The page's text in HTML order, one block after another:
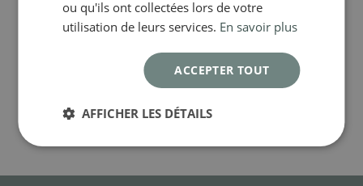
ou qu'ils ont collectées lors de votre
utilisation de leurs services. En savoir plus
ACCEPTER TOUT
AFFICHER LES DÉTAILS